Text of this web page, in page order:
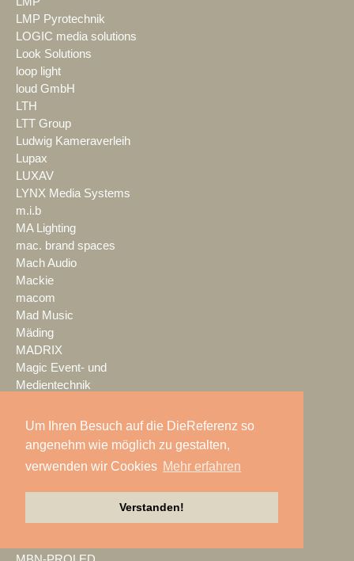
Um Ihren Besuch auf die DieReferenz so
angenehm wie möglich zu gestalten,
verwenden wir Cookies Mehr erfahren
Verstanden!
LMP Pyrotechnik
LOGIC media solutions
Look Solutions
loop light
loud GmbH
LTH
LTT Group
Ludwig Kameraverleih
Lupax
LUXAV
LYNX Media Systems
m.i.b
MA Lighting
mac. brand spaces
Mach Audio
Mackie
macom
Mad Music
Mäding
MADRIX
Magic Event- und
Medientechnik
magnid
Mainstage
marbet
Markus Zehner
Martin Audio
MAXHUB